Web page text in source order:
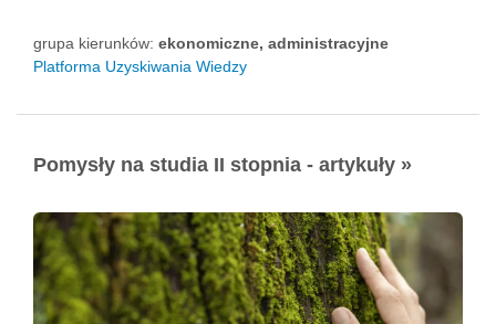
grupa kierunków: ekonomiczne, administracyjne
Platforma Uzyskiwania Wiedzy
Pomysły na studia II stopnia - artykuły »